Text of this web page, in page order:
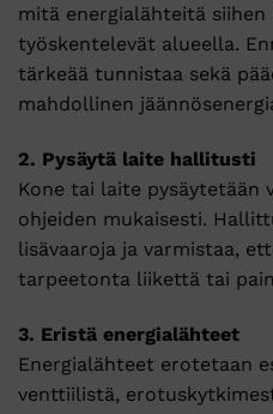
mitä energialähteitä
työskentelevät alueella.
tärkeää tunnistaa sekä
mahdollinen
2. Pysäytä laite hallitusti
Kone tai laite pysäytetään
ohjeiden mukaisesti.
lisävaaroja ja varmistaa,
tarpeetonta liikettä tai
3. Eristä energialähteet
Energialähteet erotetaan
venttiilistä,